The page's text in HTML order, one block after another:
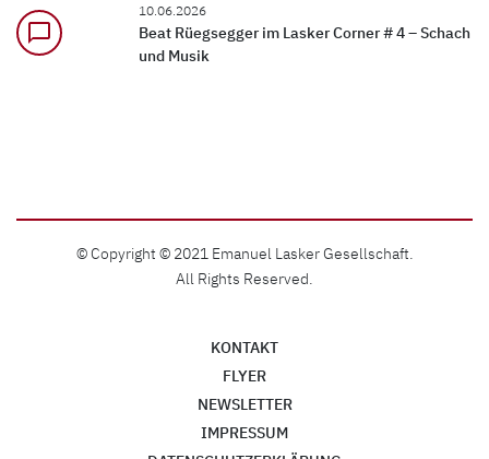
chat_bubble_outline
10.06.2026
Beat Rüegsegger im Lasker Corner # 4 – Schach
und Musik
© Copyright © 2021 Emanuel Lasker Gesellschaft.
All Rights Reserved.
KONTAKT
FLYER
NEWSLETTER
IMPRESSUM